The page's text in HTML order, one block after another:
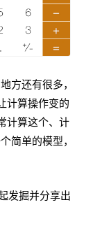
方还有很多，
计算操作变的
计算这个、计
简单的模型，
发掘并分享出